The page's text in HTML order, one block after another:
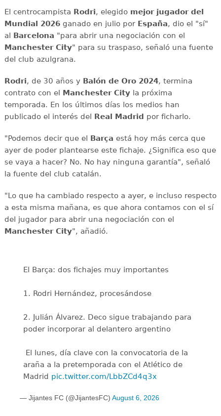
El centrocampista Rodri, elegido mejor jugador del
Mundial 2026ganado en julio por España, dio el "sí"
al Barcelona "para abrir una negociación con el
Manchester City" para su traspaso, señaló una fuente
del club azulgrana.
Rodri, de 30 años y Balón de Oro 2024, termina
contrato con el Manchester Cityla próxima
temporada. En los últimos días los medios han
publicado el interés del Real Madrid por ficharlo.
"Podemos decir que el Barça está hoy más cerca que
ayer de poder plantearse este fichaje. ¿Significa eso que
se vaya a hacer? No. No hay ninguna garantía", señaló
la fuente del club catalán.
"Lo que ha cambiado respecto a ayer, e incluso respecto
a esta misma mañana, es que ahora contamos con el sí
del jugador para abrir una negociación con el
Manchester City", añadió.
El Barça: dos fichajes muy importantes
1. Rodri Hernández, procesándose
2. Julián Álvarez. Deco sigue trabajando para
poder incorporar al delantero argentino
️ El lunes, día clave con la convocatoria de la
araña a la pretemporada con el Atlético de
Madrid pic.twitter.com/LbbZCd4q3x
— Jijantes FC (@JijantesFC) August 6, 2026